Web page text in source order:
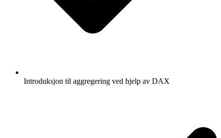
Introduksjon til aggregering ved hjelp av DAX